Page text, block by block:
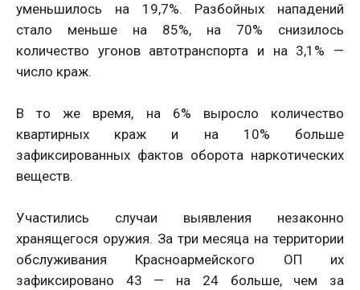
уменьшилось на 19,7%. Разбойных нападений
стало меньше на 85%, на 70% снизилось
количество угонов автотранспорта и на 3,1% —
число краж.
В то же время, на 6% выросло количество
квартирных краж и на 10% больше
зафиксированных фактов оборота наркотических
веществ.
Участились случаи выявления незаконно
хранящегося оружия. За три месяца на территории
обслуживания Красноармейского ОП их
зафиксировано 43 — на 24 больше, чем за